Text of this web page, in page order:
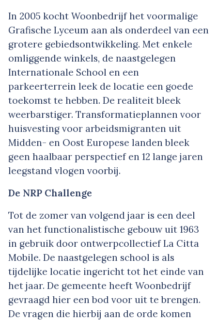
In 2005 kocht Woonbedrijf het voormalige
Grafische Lyceum aan als onderdeel van een
grotere gebiedsontwikkeling. Met enkele
omliggende winkels, de naastgelegen
Internationale School en een
parkeerterrein leek de locatie een goede
toekomst te hebben. De realiteit bleek
weerbarstiger. Transformatieplannen voor
huisvesting voor arbeidsmigranten uit
Midden- en Oost Europese landen bleek
geen haalbaar perspectief en 12 lange jaren
leegstand vlogen voorbij.
De NRP Challenge
Tot de zomer van volgend jaar is een deel
van het functionalistische gebouw uit 1963
in gebruik door ontwerpcollectief La Citta
Mobile. De naastgelegen school is als
tijdelijke locatie ingericht tot het einde van
het jaar. De gemeente heeft Woonbedrijf
gevraagd hier een bod voor uit te brengen.
De vragen die hierbij aan de orde komen